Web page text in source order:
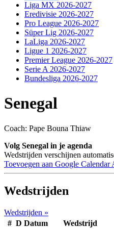
Liga MX 2026-2027
Eredivisie 2026-2027
Pro League 2026-2027
Süper Lig 2026-2027
LaLiga 2026-2027
Ligue 1 2026-2027
Premier League 2026-2027
Serie A 2026-2027
Bundesliga 2026-2027
Senegal
Coach: Pape Bouna Thiaw
Volg Senegal in je agenda
Wedstrijden verschijnen
Toevoegen aan Google Calendar
Wedstrijden
Wedstrijden »
# D Datum Wedstrijd